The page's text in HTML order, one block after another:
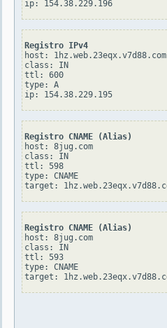
Registro IPv4
host: 1hz.web.23eqx.v7d88.com
class: IN
ttl: 600
type: A
Registro CNAME (Alias)
host: 8jug.com
class: IN
ttl: 598
type: CNAME
Registro CNAME (Alias)
host: 8jug.com
class: IN
ttl: 593
type: CNAME